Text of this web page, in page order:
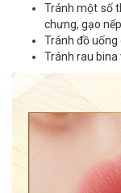
Tránh một số
chưng, gạo
Tránh đồ
Tránh rau bina